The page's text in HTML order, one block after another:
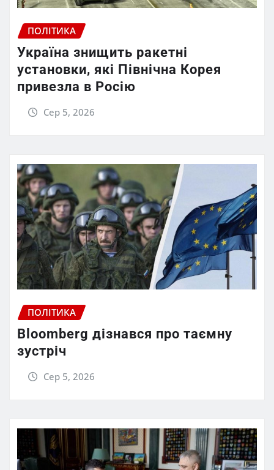
ПОЛІТИКА
Україна знищить ракетні
установки, які Північна Корея
привезла в Росію
Сер 5, 2026
ПОЛІТИКА
Bloomberg дізнався про таємну
зустріч
Сер 5, 2026